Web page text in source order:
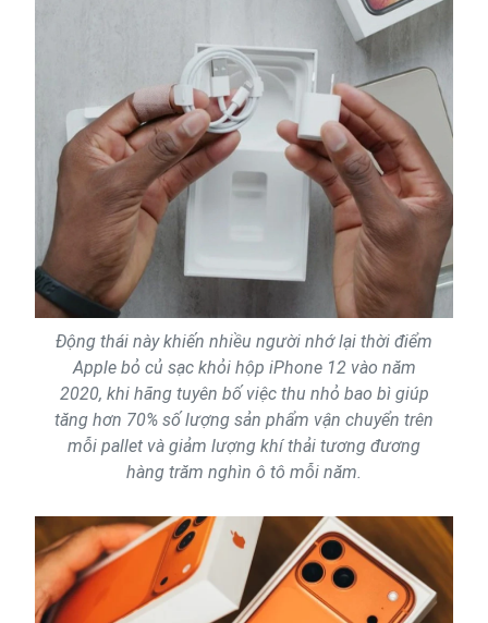
Động thái này khiến nhiều người nhớ lại thời điểm
Apple bỏ củ sạc khỏi hộp iPhone 12 vào năm
2020, khi hãng tuyên bố việc thu nhỏ bao bì giúp
tăng hơn 70% số lượng sản phẩm vận chuyển trên
mỗi pallet và giảm lượng khí thải tương đương
hàng trăm nghìn ô tô mỗi năm.